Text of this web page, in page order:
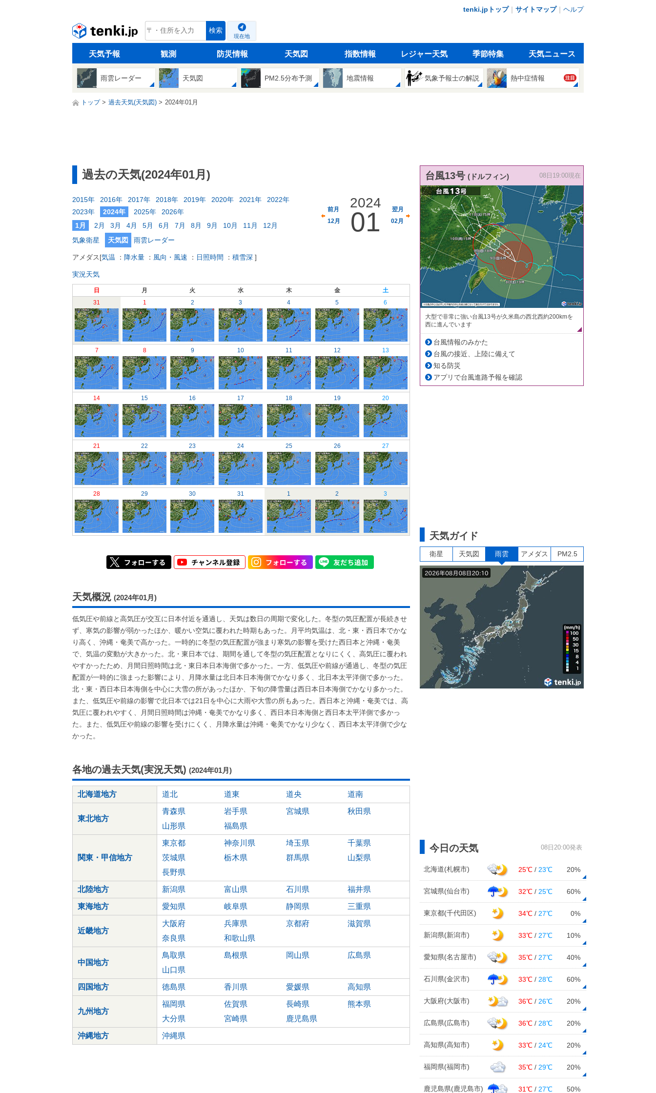
tenki.jpトップ｜ サイトマップ｜ ヘルプ
tenki.jp 検索
現在地
天気予報 観測 防災情報 天気図 指数情報 レジャー天気 季節特集 天気ニュース
雨雲レーダー 天気図 PM2.5分布予測 地震情報 気象予報士の解説 熱中症情報 注目
トップ 過去天気(天気図) 2024年01月
過去の天気(2024年01月)
翌月
02月
2024
01
前月
12月
2015年 2016年 2017年 2018年 2019年 2020年 2021年
2022年
2023年
2024年 2025年
2026年
1月
2月 3月 4月 5月 6月 7月 8月 9月 10月 11月
12月
気象衛星
天気図 雨雲レーダー
アメダス[気温 ： 降水量 ： 風向・風速 ： 日照時間 ： 積雪深 ]
実況天気
日 月 火 水 木 金
土
31
1 2 3 4 5 6
7 8 9 10 11 12 13
14 15 16 17 18 19 20
21 22 23 24 25 26 27
28 29 30 31 1 2 3
天気概況 (2024年01月)
低気圧や前線と高気圧が交互に日本付近を通過し、天気は数日の周期で変化した。冬型の気圧配置が長続きせ
ず、寒気の影響が弱かったほか、暖かい空気に覆われた時期もあった。月平均気温は、北・東・西日本でかな
り高く、沖縄・奄美で高かった。一時的に冬型の気圧配置が強まり寒気の影響を受けた西日本と沖縄・奄美
で、気温の変動が大きかった。北・東日本では、期間を通して冬型の気圧配置となりにくく、高気圧に覆われ
やすかったため、月間日照時間は北・東日本日本海側で多かった。一方、低気圧や前線が通過し、冬型の気圧
配置が一時的に強まった影響により、月降水量は北日本日本海側でかなり多く、北日本太平洋側で多かった。
北・東・西日本日本海側を中心に大雪の所があったほか、下旬の降雪量は西日本日本海側でかなり多かった。
また、低気圧や前線の影響で北日本では21日を中心に大雨や大雪の所もあった。西日本と沖縄・奄美では、高
気圧に覆われやすく、月間日照時間は沖縄・奄美でかなり多く、西日本日本海側と西日本太平洋側で多かっ
た。また、低気圧や前線の影響を受けにくく、月降水量は沖縄・奄美でかなり少なく、西日本太平洋側で少な
かった。
各地の過去天気(実況天気) (2024年01月)
北海道地方 道北 道東 道央 道南
東北地方
青森県 岩手県 宮城県
秋田県
山形県
福島県
関東・甲信地方
東京都 神奈川県 埼玉県
千葉県
茨城県
栃木県 群馬県
山梨県
長野県
北陸地方 新潟県 富山県 石川県 福井県
東海地方 愛知県 岐阜県 静岡県 三重県
近畿地方
大阪府 兵庫県 京都府
滋賀県
奈良県
和歌山県
中国地方
鳥取県 島根県 岡山県
広島県
山口県
四国地方 徳島県 香川県 愛媛県 高知県
九州地方
福岡県 佐賀県 長崎県
熊本県
大分県
宮崎県 鹿児島県
沖縄地方 沖縄県
台風13号 (ドルフィン) 08日19:00現在
大型で非常に強い台風13号が久米島の西北西約200kmを
西に進んでいます
台風情報のみかた
台風の接近、上陸に備えて
知る防災
アプリで台風進路予報を確認
天気ガイド
衛星 天気図 雨雲 アメダス PM2.5
今日の天気 08日20:00発表
北海道(札幌市) 25℃ / 23℃ 20%
宮城県(仙台市) 32℃ / 25℃ 60%
東京都(千代田区) 34℃ / 27℃ 0%
新潟県(新潟市) 33℃ / 27℃ 10%
愛知県(名古屋市) 35℃ / 27℃ 40%
石川県(金沢市) 33℃ / 28℃ 60%
大阪府(大阪市) 36℃ / 26℃ 20%
広島県(広島市) 36℃ / 28℃ 20%
高知県(高知市) 33℃ / 24℃ 20%
福岡県(福岡市) 35℃ / 29℃ 20%
鹿児島県(鹿児島市) 31℃ / 27℃ 50%